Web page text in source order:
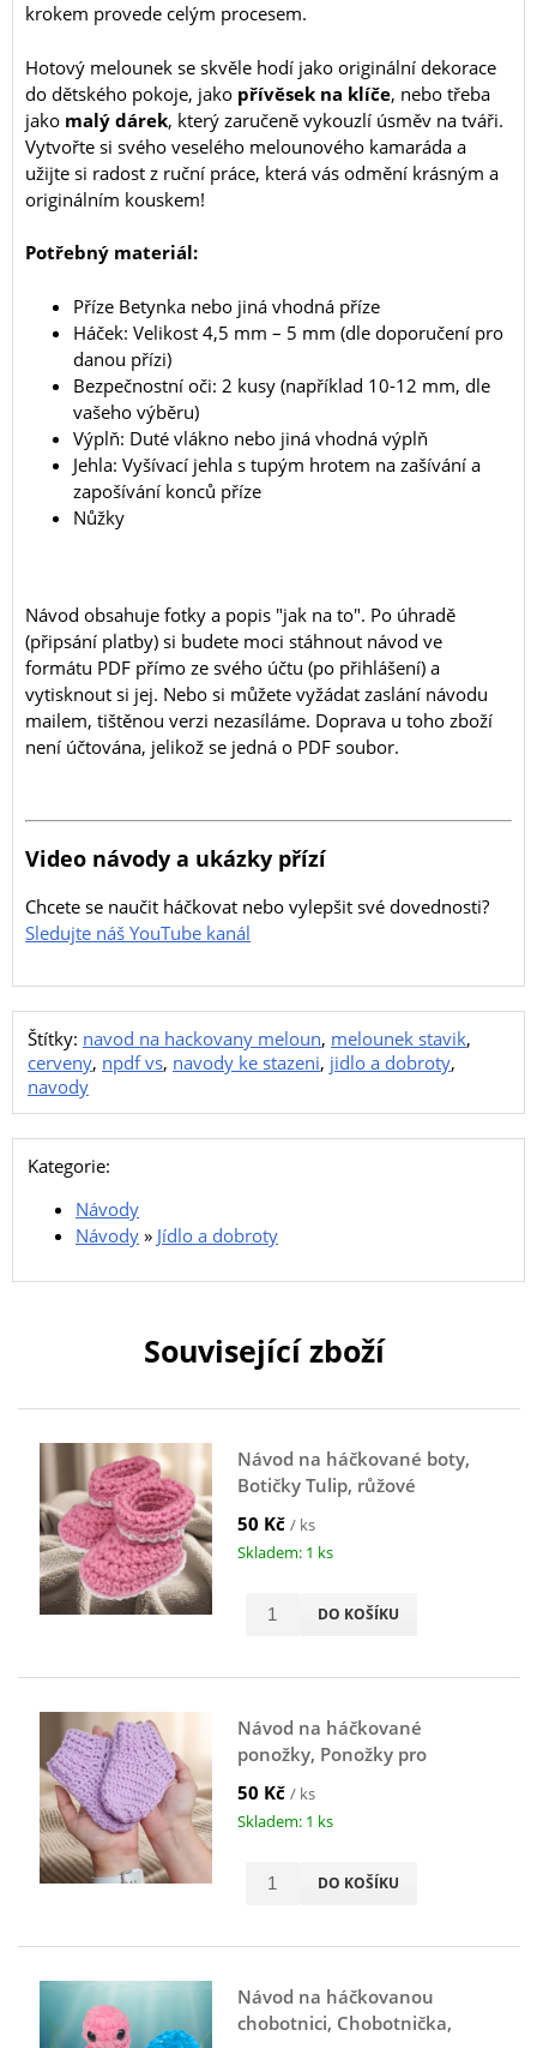
krokem provede celým procesem.
Hotový melounek se skvěle hodí jako originální dekorace
do dětského pokoje, jako přívěsek na klíče, nebo třeba
jako malý dárek, který zaručeně vykouzlí úsměv na tváři.
Vytvořte si svého veselého melounového kamaráda a
užijte si radost z ruční práce, která vás odmění krásným a
originálním kouskem!
Potřebný materiál:
Příze Betynka nebo jiná vhodná příze
Háček: Velikost 4,5 mm – 5 mm (dle doporučení pro
danou přízi)
Bezpečnostní oči: 2 kusy (například 10-12 mm, dle
vašeho výběru)
Výplň: Duté vlákno nebo jiná vhodná výplň
Jehla: Vyšívací jehla s tupým hrotem na zašívání a
zapošívání konců příze
Nůžky
Návod obsahuje fotky a popis "jak na to". Po úhradě
(připsání platby) si budete moci stáhnout návod ve
formátu PDF přímo ze svého účtu (po přihlášení) a
vytisknout si jej. Nebo si můžete vyžádat zaslání návodu
mailem, tištěnou verzi nezasíláme. Doprava u toho zboží
není účtována, jelikož se jedná o PDF soubor.
Video návody a ukázky přízí
Chcete se naučit háčkovat nebo vylepšit své dovednosti?
Sledujte náš YouTube kanál
Štítky: navod na hackovany meloun, melounek stavik,
cerveny, npdf vs, navody ke stazeni, jidlo a dobroty,
navody
Kategorie:
Návody
Návody » Jídlo a dobroty
Související zboží
Návod na háčkované boty,
Botičky Tulip, růžové
50 Kč / ks
Skladem: 1 ks
DO KOŠÍKU
Návod na háčkované
ponožky, Ponožky pro
50 Kč / ks
Skladem: 1 ks
DO KOŠÍKU
Návod na háčkovanou
chobotnici, Chobotnička,